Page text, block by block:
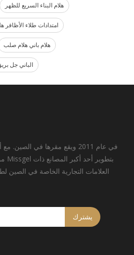
هلام البناء السريع للظهر
امتدادات طلاء الأظافر
هلام باني هلام صلب
الباني جل
العلامات التجارية الخاصة في الصين
يشترك